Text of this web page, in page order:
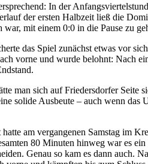
In der
der ersten Halbzeit ließ die
war, mit einem 0:0 in die Pause zu
das Spiel zunächst etwas vor
vorne und wurde belohnt: Nach
man sich auf Friedersdorfer
solide Ausbeute – auch wenn
am vergangenen Samstag im
80 Minuten hinweg war es
Genau so kam es dann auch.